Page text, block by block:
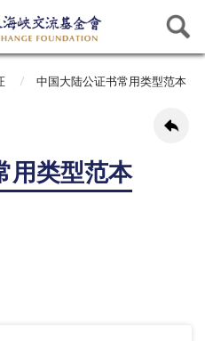
中国大陆公证书常用类型范本
用类型范本